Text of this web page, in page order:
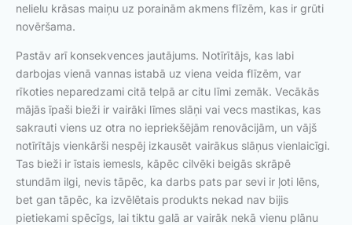
nelielu krāsas maiņu uz porainām akmens flīzēm, kas ir grūti
novēršama.
Pastāv arī konsekvences jautājums. Notīrītājs, kas labi
darbojas vienā vannas istabā uz viena veida flīzēm, var
rīkoties neparedzami citā telpā ar citu līmi zemāk. Vecākās
mājās īpaši bieži ir vairāki līmes slāņi vai vecs mastikas, kas
sakrauti viens uz otra no iepriekšējām renovācijām, un vājš
notīrītājs vienkārši nespēj izkausēt vairākus slāņus vienlaicīgi.
Tas bieži ir īstais iemesls, kāpēc cilvēki beigās skrāpē
stundām ilgi, nevis tāpēc, ka darbs pats par sevi ir ļoti lēns,
bet gan tāpēc, ka izvēlētais produkts nekad nav bijis
pietiekami spēcīgs, lai tiktu galā ar vairāk nekā vienu plānu